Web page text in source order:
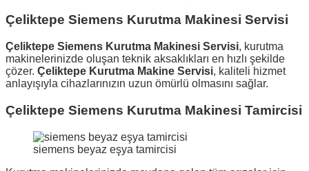
Çeliktepe Siemens Kurutma Makinesi Servisi
Çeliktepe Siemens Kurutma Makinesi Servisi, kurutma
makinelerinizde oluşan teknik aksaklıkları en hızlı şekilde
çözer. Çeliktepe Kurutma Makine Servisi, kaliteli hizmet
anlayışıyla cihazlarınızın uzun ömürlü olmasını sağlar.
Çeliktepe Siemens Kurutma Makinesi Tamircisi
siemens beyaz eşya tamircisi